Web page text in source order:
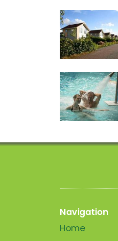
Navigation
Home